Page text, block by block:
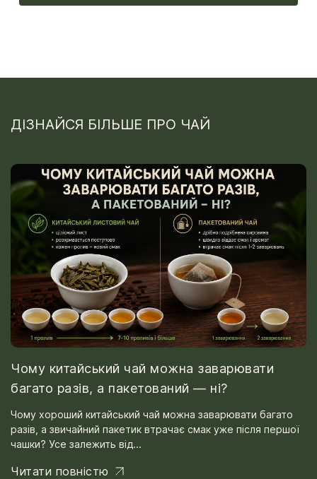
ДІЗНАЙСЯ БІЛЬШЕ ПРО ЧАЙ
Чому китайський чай можна заварювати
багато разів, а пакетований — ні?
Чому хороший китайський чай можна заварювати багато
разів, а звичайний пакетик втрачає смак уже після першої
чашки? Усе залежить від...
Читати повністю